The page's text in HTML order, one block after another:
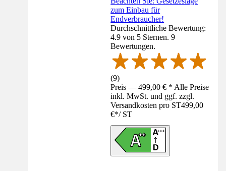
zum Einbau für
Endverbraucher!
Durchschnittliche Bewertung:
4.9 von 5 Sternen. 9
Bewertungen.
(9)
Preis — 499,00 € * Alle Preise
inkl. MwSt. und ggf. zzgl.
Versandkosten pro ST499,00
€*/ ST